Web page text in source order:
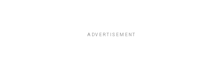
ADVERTISEMENT